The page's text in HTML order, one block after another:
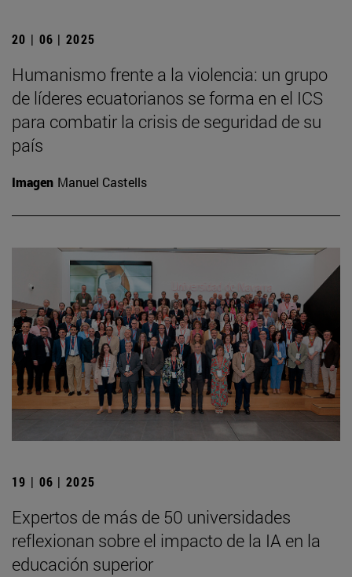
20 | 06 | 2025
Humanismo frente a la violencia: un grupo
de líderes ecuatorianos se forma en el ICS
para combatir la crisis de seguridad de su
país
Imagen Manuel Castells
19 | 06 | 2025
Expertos de más de 50 universidades
reflexionan sobre el impacto de la IA en la
educación superior